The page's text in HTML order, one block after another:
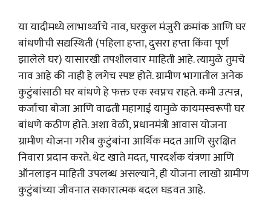
या यादीमध्ये लाभार्थ्याचे नाव, घरकुल मंजुरी क्रमांक आणि घर
बांधणीची सद्यस्थिती (पहिला हप्ता, दुसरा हप्ता किंवा पूर्ण
झालेले घर) यासारखी तपशीलवार माहिती आहे. त्यामुळे तुमचे
नाव आहे की नाही हे लगेच स्पष्ट होते. ग्रामीण भागातील अनेक
कुटुंबांसाठी घर बांधणे हे फक्त एक स्वप्नच राहते. कमी उत्पन्न,
कर्जाचा बोजा आणि वाढती महागाई यामुळे कायमस्वरूपी घर
बांधणे कठीण होते. अशा वेळी, प्रधानमंत्री आवास योजना
ग्रामीण योजना गरीब कुटुंबांना आर्थिक मदत आणि सुरक्षित
निवारा प्रदान करते. थेट खाते मदत, पारदर्शक यंत्रणा आणि
ऑनलाइन माहिती उपलब्ध असल्याने, ही योजना लाखो ग्रामीण
कुटुंबांच्या जीवनात सकारात्मक बदल घडवत आहे.